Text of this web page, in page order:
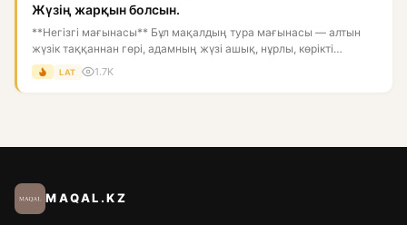
Жүзің жарқын болсын.
**Негізгі мағынасы** Бұл мақалдың тура мағынасы — алтын
жүзік таққаннан гөрі, адамның жүзі ашық, нұрлы, көрікті
болғаны...
LAT 1.7K
MAQAL.KZ